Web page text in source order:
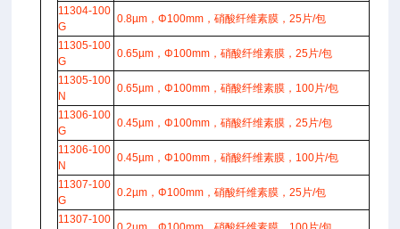
11304-100
G
0.8µm，Φ100mm，硝酸纤维素膜，25片/包
11305-100
G
0.65µm，Φ100mm，硝酸纤维素膜，25片/包
11305-100
N
0.65µm，Φ100mm，硝酸纤维素膜，100片/包
11306-100
G
0.45µm，Φ100mm，硝酸纤维素膜，25片/包
11306-100
N
0.45µm，Φ100mm，硝酸纤维素膜，100片/包
11307-100
G
0.2µm，Φ100mm，硝酸纤维素膜，25片/包
11307-100